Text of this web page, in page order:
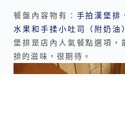
餐盤內容物有： 手拍漢堡排
水果和手揉小吐司（附奶油
堡排是店內人氣餐點選項，
排的滋味，很期待。